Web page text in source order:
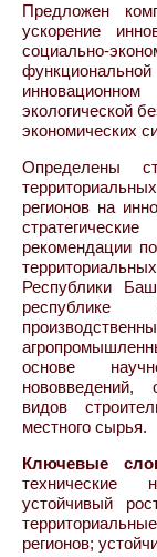
Предложен
ускорение
социально-
экологической
экономических
Определены
регионов на
рекомендации
Республики
республике
основе
нововведений,
видов
местного сырья.
Ключевые
технические
устойчивый
регионов;